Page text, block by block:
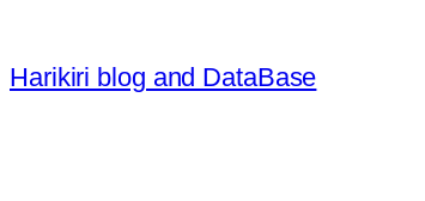
容
を
Harikiri blog and DataBase